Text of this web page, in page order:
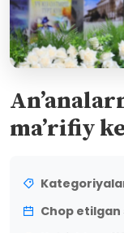
ma’rifiy
Chop etilgan